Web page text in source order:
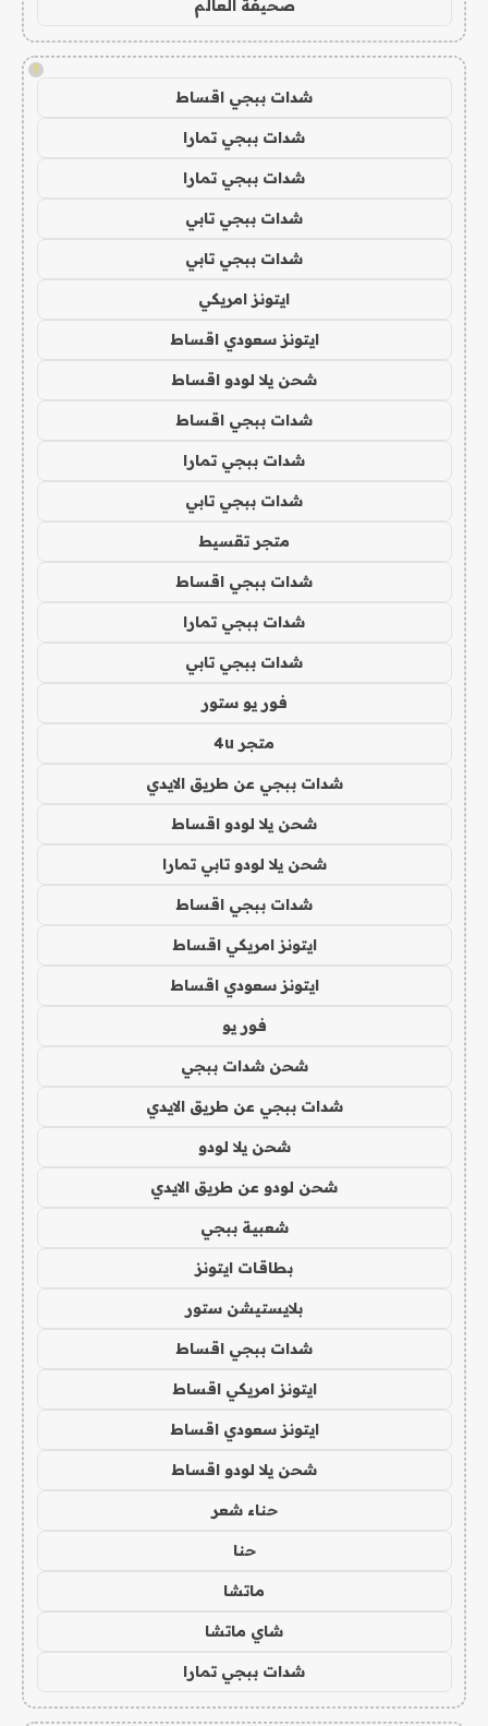
صحيفة العالم
!
شدات ببجي اقساط
شدات ببجي تمارا
شدات ببجي تمارا
شدات ببجي تابي
شدات ببجي تابي
ايتونز امريكي
ايتونز سعودي اقساط
شحن يلا لودو اقساط
شدات ببجي اقساط
شدات ببجي تمارا
شدات ببجي تابي
متجر تقسيط
شدات ببجي اقساط
شدات ببجي تمارا
شدات ببجي تابي
فور يو ستور
متجر 4u
شدات ببجي عن طريق الايدي
شحن يلا لودو اقساط
شحن يلا لودو تابي تمارا
شدات ببجي اقساط
ايتونز امريكي اقساط
ايتونز سعودي اقساط
فور يو
شحن شدات ببجي
شدات ببجي عن طريق الايدي
شحن يلا لودو
شحن لودو عن طريق الايدي
شعبية ببجي
بطاقات ايتونز
بلايستيشن ستور
شدات ببجي اقساط
ايتونز امريكي اقساط
ايتونز سعودي اقساط
شحن يلا لودو اقساط
حناء شعر
حنا
ماتشا
شاي ماتشا
شدات ببجي تمارا